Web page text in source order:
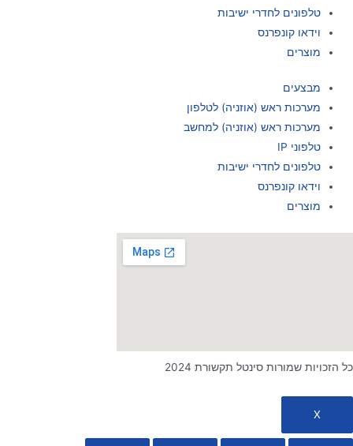
טלפונים לחדרי ישיבות
וידאו קונפרנס
מוצרים
מבצעים
מערכות ראש (אוזניה) לטלפון
מערכות ראש (אוזניה) למחשב
טלפוני IP
טלפונים לחדרי ישיבות
וידאו קונפרנס
מוצרים
כל הזכויות שמורות סינטל תקשורת 2024
X